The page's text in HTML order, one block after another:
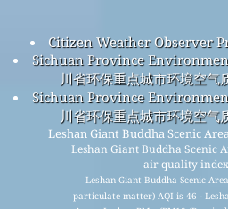
Citizen Weather Observer
Sichuan Province
川省环保重点城市环境空气
Sichuan Province
川省环保重点城市环境空气
Leshan Giant Buddha Scenic
Leshan Giant Buddha Scenic
air quality
Leshan Giant Buddha Scenic
particulate matter) AQI is 46 -